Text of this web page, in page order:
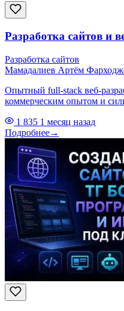
Разработка сайтов и
Разработка сайтов
Мамадалиев Артём
Опытный full-stack веб-
коммерческим опытом и
1 835 1 месяц назад
Подробнее→